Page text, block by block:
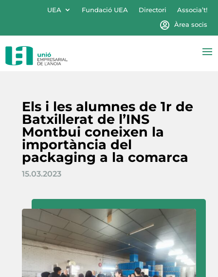
UEA Fundació UEA Directori
Associa’t!
Àrea socis
Els i les alumnes de 1r de
Batxillerat de l’INS
Montbui coneixen la
importància del
packaging a la comarca
15.03.2023